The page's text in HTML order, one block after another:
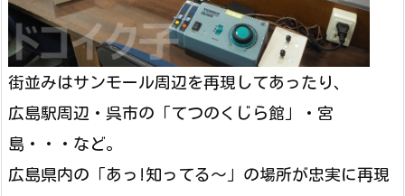
街並みはサンモール周辺を再現してあったり、
広島駅周辺・呉市の「てつのくじら館」・宮
島・・・など。
広島県内の「あっ!知ってる～」の場所が忠実に再現